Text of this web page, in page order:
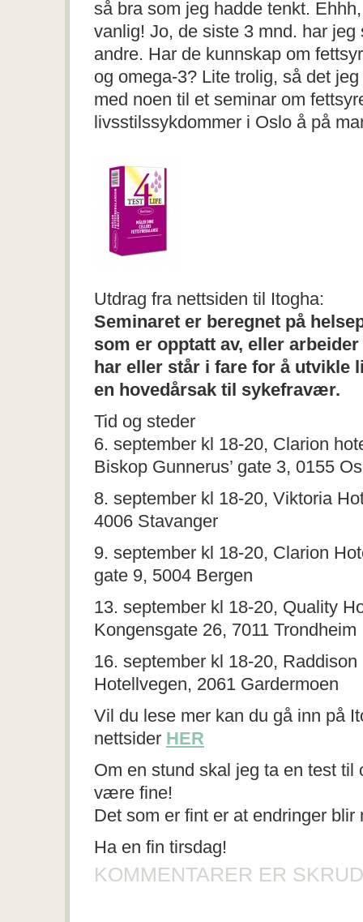
så bra som jeg hadde tenkt.
vanlig! Jo, de siste 3 mnd. har jeg
andre. Har de kunnskap om
og omega-3? Lite trolig, så det
med noen til et seminar om
livsstilssykdommer i Oslo å på
Utdrag fra nettsiden til Itogha:
Seminaret er beregnet på
som er opptatt av, eller
har eller står i fare for å utvikle
en hovedårsak til sykefravær.
Tid og steder
6. september kl 18-20, Clarion
Biskop Gunnerus’ gate 3, 0155
8. september kl 18-20, Viktoria
4006 Stavanger
9. september kl 18-20, Clarion
gate 9, 5004 Bergen
13. september kl 18-20, Quality
Kongensgate 26, 7011 Trondheim
16. september kl 18-20,
Hotellvegen, 2061 Gardermoen
Vil du lese mer kan du gå inn på
nettsider HER
Om en stund skal jeg ta en test til
være fine!
Det som er fint er at endringer
Ha en fin tirsdag!
KOMMENTARER ER